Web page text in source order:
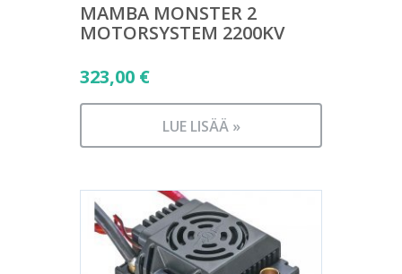
MAMBA MONSTER 2
MOTORSYSTEM 2200KV
323,00 €
LUE LISÄÄ »